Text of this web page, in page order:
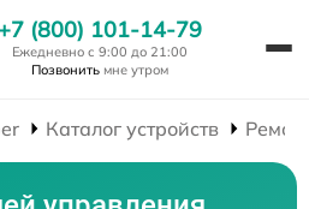
+7 (800) 101-14-79
Ежедневно с 9:00 до 21:00
Позвонить мне утром
Каталог устройств